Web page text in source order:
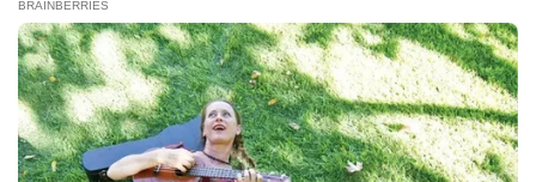
Tentang Katadata Advertising Karier
Pedoman Media Siber
Kebijakan Privasi
Disclaimer
Hubungi Kami
©2026 Katadata. Hak cipta dilindungi Undang-undang.